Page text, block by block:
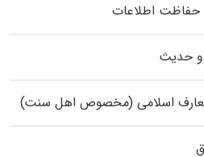
حفاظت اطلاعات
و حدیث
معارف اسلامی (مخصوص اهل سنت)